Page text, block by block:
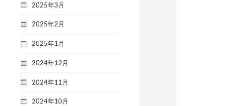
2025年3月
2025年2月
2025年1月
2024年12月
2024年11月
2024年10月